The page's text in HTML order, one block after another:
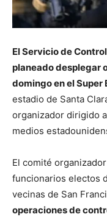
El Servicio de
planeado desplegar
domingo en el Super
estadio de Santa
organizador dirigido
medios
El comité
funcionarios electos
vecinas de San
operaciones de